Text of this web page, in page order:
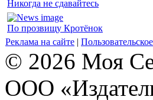
Никогда не сдавайтесь
По прозвищу Кротёнок
Реклама на сайте |
© 2026 Моя
ООО